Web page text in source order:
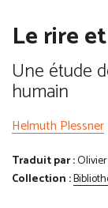
Le rire
Une étude
humain
Helmuth Plessner
Traduit par :
Collection :